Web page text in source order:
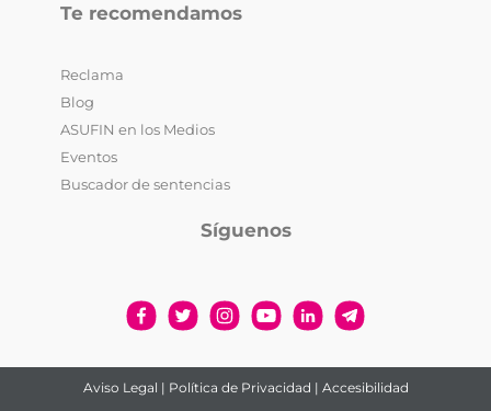
Te recomendamos
Reclama
Blog
ASUFIN en los Medios
Eventos
Buscador de sentencias
Síguenos
Aviso Legal | Política de Privacidad | Accesibilidad